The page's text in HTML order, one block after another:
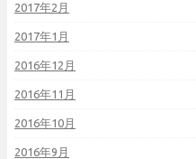
2017年2月
2017年1月
2016年12月
2016年11月
2016年10月
2016年9月